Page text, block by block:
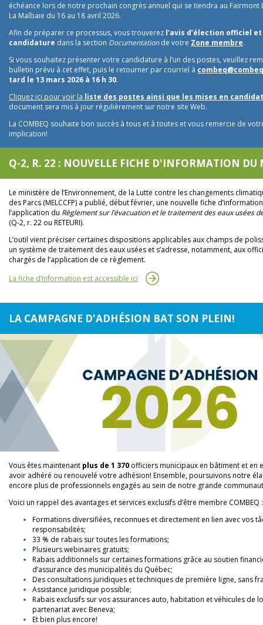
échéance lors de notre prochain congrès annuel qui se tiendra au Fairmont
La Malbaie du 16 au 18 avril 2026.
Afin de préparer ce processus, vous trouverez l’avis d’élection officiel
candidature dans la section Documentationde votre Zone membre.
Si vous souhaitez présenter votre candidature à l’un des postes, veuillez
bulletin prévu à cet effet, puis le retourner par courriel à
tard le 13 mars 2026 à 16 h 30.
Cliquez ici pour voir la liste des postes ainsi que les mises en
document sera mis à jour régulièrement sur notre site Web.
La COMBEQ souhaite bon succès à tous et à toutes et vous remercie de
implication!
Q-2, R. 22 : NOUVELLE FICHE D'INFORMATION DU
Le ministère de l’Environnement, de la Lutte contre les changements
des Parcs (MELCCFP) a publié, début février, une nouvelle fiche
l’application du Règlement sur l’évacuation et le traitement des eaux usées
(Q-2, r. 22 ou RETEURI).
L’outil vient préciser certaines dispositions applicables aux champs de
un système de traitement des eaux usées et s’adresse, notamment, aux
chargés de l’application de ce règlement.
La fiche d’information est accessible ici
LA CAMPAGNE D'ADHÉSION BAT SON PLEIN!
Vous êtes maintenant plus de 1 370 officiers municipaux en bâtiment et en
avoir adhéré ou renouvelé votre adhésion! Ensemble, poursuivons notre
encore plus de professionnels engagés au sein de notre grande
Voici un rappel des avantages et services exclusifs d’être membre COMBEQ :
Formations diversifiées, reconnues et directement en lien avec vos
responsabilités;
33 % de rabais sur toutes les formations;
Plusieurs webinaires gratuits;
Rabais additionnels sur certaines formations grâce au soutien
d’assurance des municipalités du Québec;
Des consultations juridiques et techniques de première ligne, sans
Assistance juridique possible;
Rabais exclusifs sur vos assurances auto, habitation et véhicules de
partenariat avec Beneva;
Et bien plus encore!